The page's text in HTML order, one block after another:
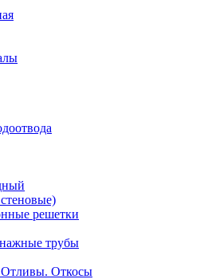
решетки
трубы
Отливы. Откосы